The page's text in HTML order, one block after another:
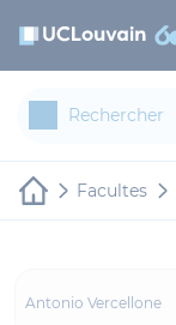
Facultes
Antonio Vercellone